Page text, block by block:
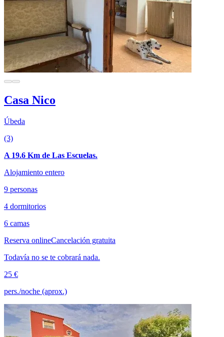
Casa Nico
Úbeda
(3)
A 19.6 Km de Las Escuelas.
Alojamiento entero
9 personas
4 dormitorios
6 camas
Reserva onlineCancelación gratuita
Todavía no se te cobrará nada.
25 €
pers./noche (aprox.)